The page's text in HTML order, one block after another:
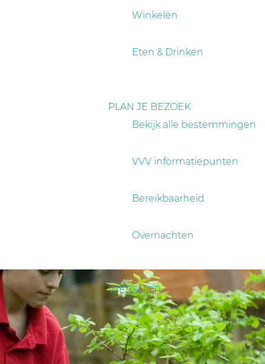
Winkelen
Eten & Drinken
PLAN JE BEZOEK
Bekijk alle bestemmingen
VVV informatiepunten
Bereikbaarheid
Overnachten
WEBSHOP